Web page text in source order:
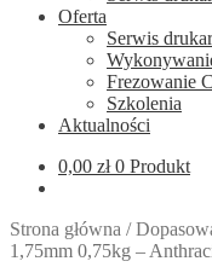
Oferta
Serwis
Frezowanie
Szkolenia
Aktualności
0,00 zł 0 Produkt
Strona główna /
1,75mm 0,75kg –